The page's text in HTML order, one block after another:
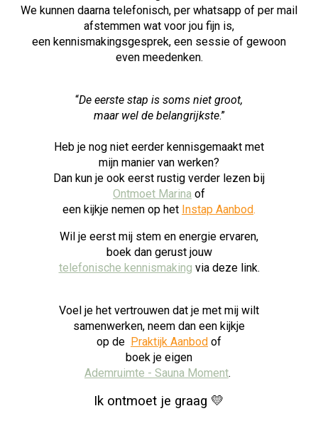
We kunnen daarna telefonisch, per whatsapp of per mail
afstemmen wat voor jou fijn is,
een kennismakingsgesprek, een sessie of gewoon
even meedenken.
“De eerste stap is soms niet groot,
maar wel de belangrijkste.”
Heb je nog niet eerder kennisgemaakt met
mijn manier van werken?
Dan kun je ook eerst rustig verder lezen bij
Ontmoet Marina of
een kijkje nemen op het Instap Aanbod.
Wil je eerst mij stem en energie ervaren,
boek dan gerust jouw
telefonische kennismaking via deze link.
Voel je het vertrouwen dat je met mij wilt
samenwerken, neem dan een kijkje
op de Praktijk Aanbod of
boek je eigen
Ademruimte - Sauna Moment.
Ik ontmoet je graag 💛